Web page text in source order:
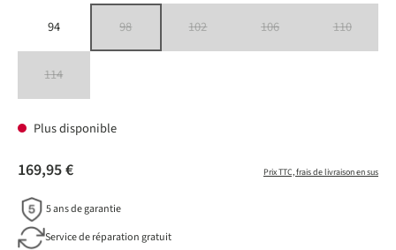
94 98 102 106 110
114
Plus disponible
169,95 € Prix TTC, frais de livraison en sus
5 ans de garantie
Service de réparation gratuit